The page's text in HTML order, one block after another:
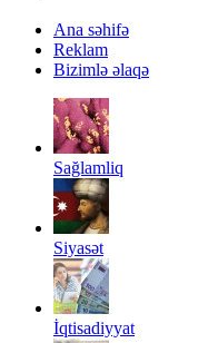
Ana səhifə
Reklam
Bizimlə əlaqə
Sağlamliq
Siyasət
İqtisadiyyat